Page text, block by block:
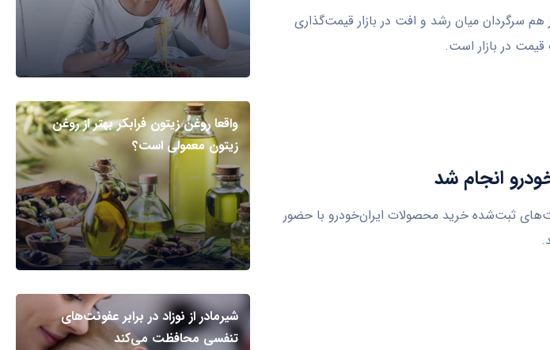
هم سرگردان میان رشد و افت در بازار قیمت‌گذاری
در بازار است.
انجام شد
ثبت‌شده خرید محصولات ایران‌خودرو با حضور
واقعا روغن زیتون فرابکر بهتر از روغن
زیتون معمولی است؟
شیرمادر از نوزاد در برابر عفونت‌های
تنفسی محافظت می‌کند